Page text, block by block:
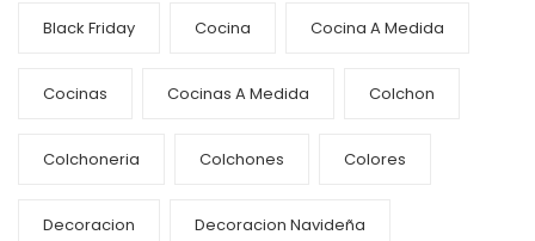
Black Friday Cocina Cocina A Medida
Cocinas Cocinas A Medida Colchon
Colchoneria Colchones Colores
Decoracion Decoracion Navideña